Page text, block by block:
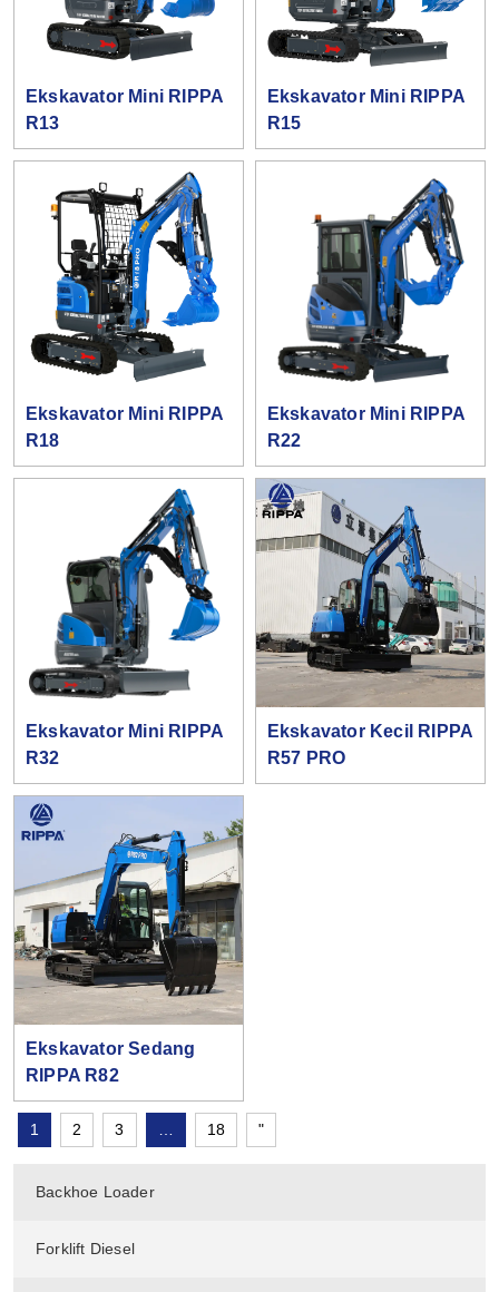
Backhoe Loader
Forklift Diesel
Ekskavator Mini RIPPA
R13
Ekskavator Mini RIPPA
R15
Ekskavator Mini RIPPA
R18
Ekskavator Mini RIPPA
R22
Ekskavator Mini RIPPA
R32
Ekskavator Kecil RIPPA
R57 PRO
Ekskavator Sedang
RIPPA R82
1 2 3 … 18 "